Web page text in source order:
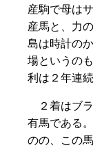
産駒で母は
産馬と、力
島は時計の
場というの
利は２年連続
２着はブ
有馬である
のの、この